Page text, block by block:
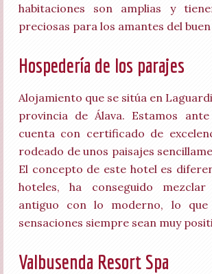
habitaciones son amplias y
preciosas para los amantes del
Hospedería de los parajes
Alojamiento que se sitúa en
provincia de Álava. Estamos
cuenta con certificado de
rodeado de unos paisajes
El concepto de este hotel es
hoteles, ha conseguido
antiguo con lo moderno, lo que
sensaciones siempre sean muy
Valbusenda Resort Spa